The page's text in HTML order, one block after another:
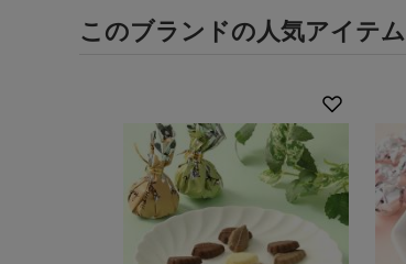
このブランドの人気アイテム